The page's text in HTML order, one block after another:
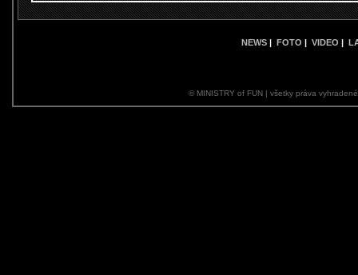
NEWS | FOTO | VIDEO |
© MINISTRY of FUN | všetky práva